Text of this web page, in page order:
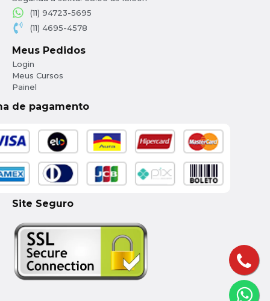
(11) 94723-5695
(11) 4695-4578
Meus Pedidos
Login
Meus Cursos
Painel
de pagamento
Site Seguro